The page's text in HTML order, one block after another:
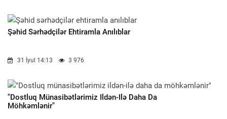
Şəhid Sərhədçilər Ehtiramla Anılıblar
31 İyul 14:13 3 976
"Dostluq Münasibətlərimiz Ildən-Ilə Daha Da
Möhkəmlənir"